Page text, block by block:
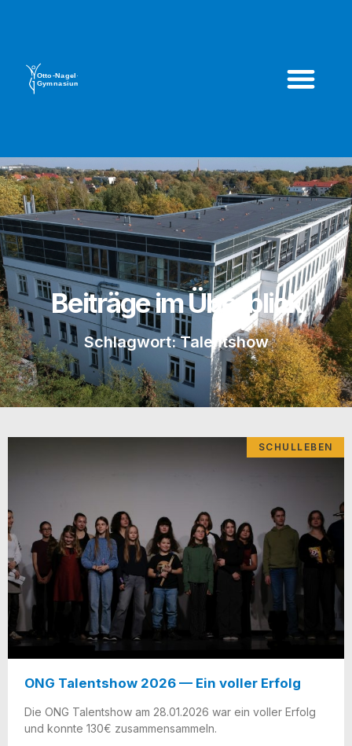
Beiträge im Überblick
Schlagwort: Talentshow
SCHULLEBEN
ONG Talentshow 2026 — Ein voller Erfolg
Die ONG Talent­show am 28.01.2026 war ein vol­ler Erfolg
und konn­te 130€ zusammensammeln.